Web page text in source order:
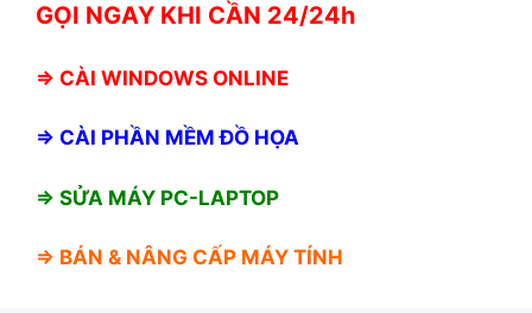
GỌI NGAY KHI CẦN 24/24h
⇒ CÀI WINDOWS ONLINE
⇒ CÀI PHẦN MỀM ĐỒ HỌA
⇒ SỬA MÁY PC-LAPTOP
⇒ BÁN & NÂNG CẤP MÁY TÍNH